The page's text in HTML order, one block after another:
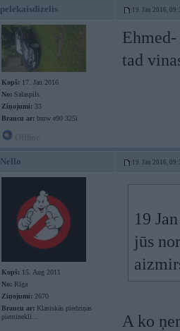
pelekaisdizelis 19. Jan 2016,
Kopš: 17. Jan 2016
No: Salaspils
Ziņojumi: 33
Braucu ar: bmw e90 325i
tad
Nello 19. Jan 2016,
Kopš: 15. Aug 2011
No: Rīga
Ziņojumi: 2670
Braucu ar: Klasiskās piedziņas
pieminekli...
19
jūs
A ko